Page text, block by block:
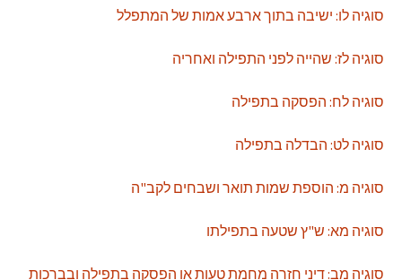
סוגיה לו: ישיבה בתוך ארבע אמות של המתפלל
סוגיה לז: שהייה לפני התפילה ואחריה
סוגיה לח: הפסקה בתפילה
סוגיה לט: הבדלה בתפילה
סוגיה מ: הוספת שמות תואר ושבחים לקב"ה
סוגיה מא: ש"ץ שטעה בתפילתו
סוגיה מב: דיני חזרה מחמת טעות או הפסקה בתפילה ובברכות